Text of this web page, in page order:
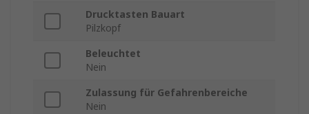
Drucktasten Bauart
Pilzkopf
Beleuchtet
Nein
Zulassung für Gefahrenbereiche
Nein